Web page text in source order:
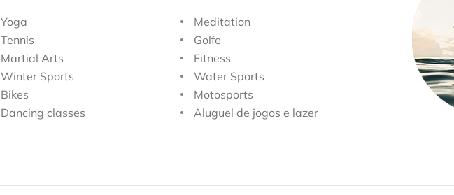
Yoga
Meditation
Tennis
Golfe
Martial Arts
Fitness
Winter Sports
Water Sports
Bikes
Motosports
Dancing classes Aluguel de jogos e lazer